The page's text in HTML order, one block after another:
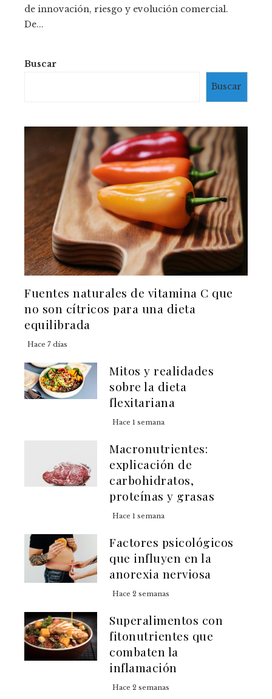
de innovación, riesgo y evolución comercial.
De...
Buscar
Buscar
Fuentes naturales de vitamina C que
no son cítricos para una dieta
equilibrada
Hace 7 días
Mitos y realidades
sobre la dieta
flexitariana
Hace 1 semana
Macronutrientes:
explicación de
carbohidratos,
proteínas y grasas
Hace 1 semana
Factores psicológicos
que influyen en la
anorexia nerviosa
Hace 2 semanas
Superalimentos con
fitonutrientes que
combaten la
inflamación
Hace 2 semanas